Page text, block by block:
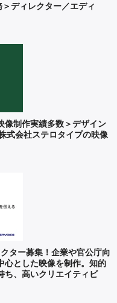
ディレクター／エディ
像制作実績多数＞デザイン
式会社ステロタイプの映像
ター募集！企業や官公庁向
心とした映像を制作。知的
ち、高いクリエイティビ